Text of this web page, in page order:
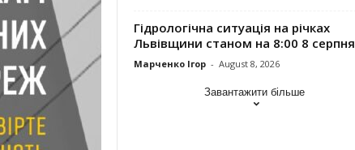
Гідрологічна ситуація на річках
Львівщини станом на 8:00 8 серпня
Марченко Ігор - August 8, 2026
Завантажити більше